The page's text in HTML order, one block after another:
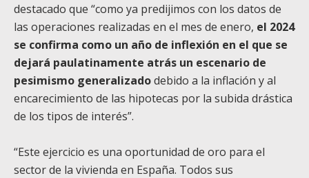
destacado que “como ya predijimos con los datos de
las operaciones realizadas en el mes de enero, el 2024
se confirma como un año de inflexión en el que se
dejará paulatinamente atrás un escenario de
pesimismo generalizadodebido a la inflación y al
encarecimiento de las hipotecas por la subida drástica
de los tipos de interés”.
“Este ejercicio es una oportunidad de oro para el
sector de la vivienda en España. Todos sus